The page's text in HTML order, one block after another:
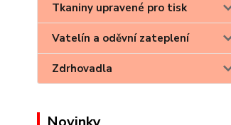
Tkaniny upravené pro tisk
Vatelín a oděvní zateplení
Zdrhovadla